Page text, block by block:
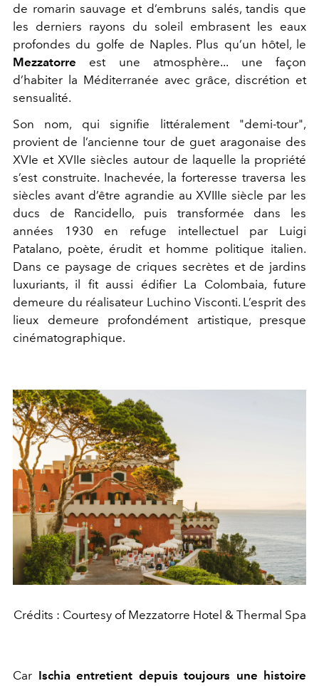
de romarin sauvage et d’embruns salés, tandis que
les derniers rayons du soleil embrasent les eaux
profondes du golfe de Naples. Plus qu’un hôtel, le
Mezzatorre est une atmosphère... une façon
d’habiter la Méditerranée avec grâce, discrétion et
sensualité.
Son nom, qui signifie littéralement "demi-tour",
provient de l’ancienne tour de guet aragonaise des
XVIe et XVIIe siècles autour de laquelle la propriété
s’est construite. Inachevée, la forteresse traversa les
siècles avant d’être agrandie au XVIIIe siècle par les
ducs de Rancidello, puis transformée dans les
années 1930 en refuge intellectuel par Luigi
Patalano, poète, érudit et homme politique italien.
Dans ce paysage de criques secrètes et de jardins
luxuriants, il fit aussi édifier La Colombaia, future
demeure du réalisateur Luchino Visconti. L’esprit des
lieux demeure profondément artistique, presque
cinématographique.
Crédits : Courtesy of Mezzatorre Hotel & Thermal Spa
Car Ischia entretient depuis toujours une histoire